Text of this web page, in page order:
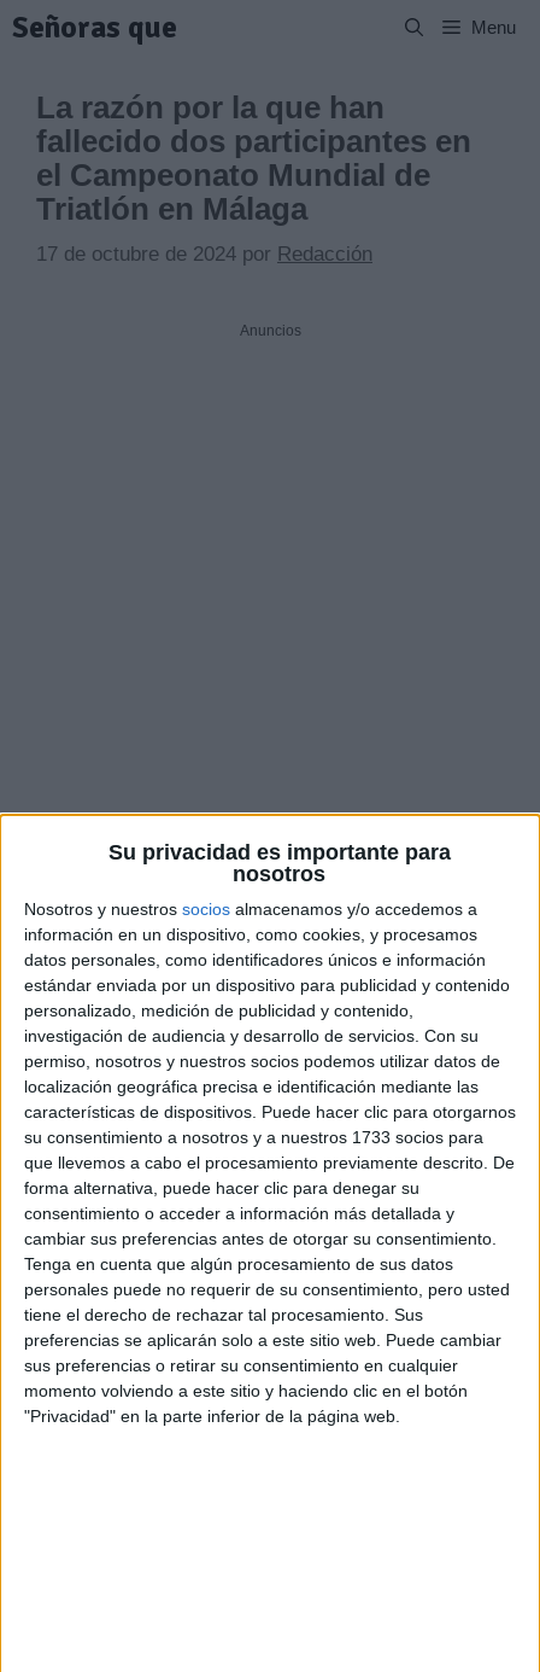
Su privacidad es importante para
nosotros
Nosotros y nuestros socios almacenamos y/o accedemos a
información en un dispositivo, como cookies, y procesamos
datos personales, como identificadores únicos e información
estándar enviada por un dispositivo para publicidad y contenido
personalizado, medición de publicidad y contenido,
investigación de audiencia y desarrollo de servicios. Con su
permiso, nosotros y nuestros socios podemos utilizar datos de
localización geográfica precisa e identificación mediante las
características de dispositivos. Puede hacer clic para otorgarnos
su consentimiento a nosotros y a nuestros 1733 socios para
que llevemos a cabo el procesamiento previamente descrito. De
forma alternativa, puede hacer clic para denegar su
consentimiento o acceder a información más detallada y
cambiar sus preferencias antes de otorgar su consentimiento.
Tenga en cuenta que algún procesamiento de sus datos
personales puede no requerir de su consentimiento, pero usted
tiene el derecho de rechazar tal procesamiento. Sus
preferencias se aplicarán solo a este sitio web. Puede cambiar
sus preferencias o retirar su consentimiento en cualquier
momento volviendo a este sitio y haciendo clic en el botón
"Privacidad" en la parte inferior de la página web.
Saltar
alSeñoras que Menu
La razón por la que han
fallecido dos participantes en
el Campeonato Mundial de
Triatlón en Málaga
17 de octubre de 2024 por Redacción
Anuncios
Un inicio trágico en
Torremolinos.
Los triatlones son pruebas que exigen al máximo a
quienes deciden enfrentarse a ellas. Nadar,
pedalear y correr en una sola competición pone a
prueba la resistencia física y mental de los
participantes, quienes a menudo se ven desafiados
por las condiciones extremas de las pruebas. Sin
embargo, a pesar de la preparación, hay momentos
en los que la tragedia golpea de forma inesperada.
Durante la primera jornada del Campeonato Mundial
de Triatlón Torremolinos-Andalucía, dos personas,
un hombre del Reino Unido y otro de México,
perdieron la vida. Ambos competían en la categoría
de Grupos de Edad Sprint, una modalidad que
arrancó a las 14:30 horas, pero que terminó en